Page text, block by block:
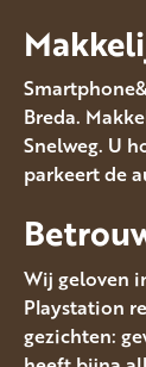
Breda.
Snelweg. U
parkeert de
Wij geloven
Playstation
gezichten: